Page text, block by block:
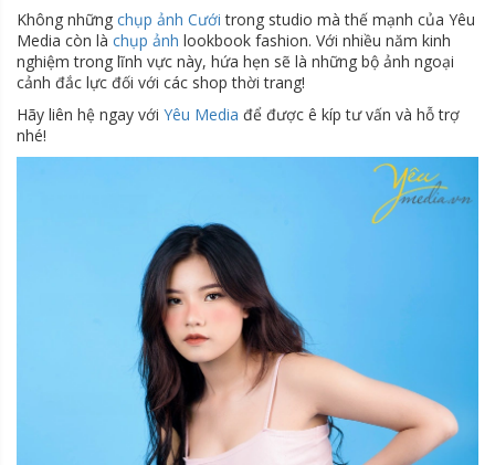
Không những chụp ảnh Cưới trong studio mà thế mạnh của Yêu
Media còn là chụp ảnh lookbook fashion. Với nhiều năm kinh
nghiệm trong lĩnh vực này, hứa hẹn sẽ là những bộ ảnh ngoại
cảnh đắc lực đối với các shop thời trang!
Hãy liên hệ ngay với Yêu Media để được ê kíp tư vấn và hỗ trợ
nhé!